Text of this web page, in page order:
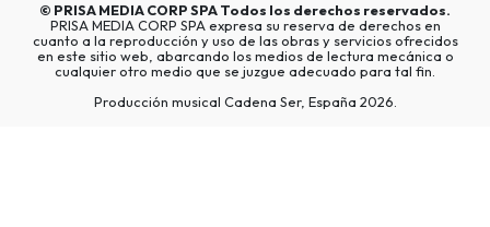
© PRISA MEDIA CORP SPATodos los derechos reservados.
PRISA MEDIA CORP SPA expresa su reserva de derechos en
cuanto a la reproducción y uso de las obras y servicios ofrecidos
en este sitio web, abarcando los medios de lectura mecánica o
cualquier otro medio que se juzgue adecuado para tal fin.
Producción musical Cadena Ser, España 2026.